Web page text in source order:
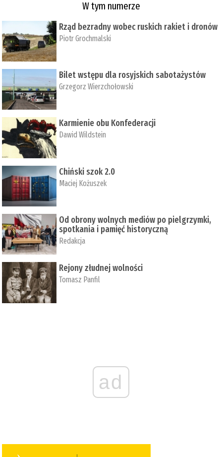
W tym numerze
Rząd bezradny wobec ruskich rakiet i dronów
Piotr Grochmalski
Bilet wstępu dla rosyjskich sabotażystów
Grzegorz Wierzchołowski
Karmienie obu Konfederacji
Dawid Wildstein
Chiński szok 2.0
Maciej Kożuszek
Od obrony wolnych mediów po pielgrzymki,
spotkania i pamięć historyczną
Redakcja
Rejony złudnej wolności
Tomasz Panfil
ad